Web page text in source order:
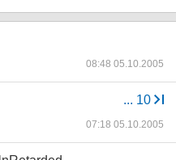
08:48 05.10.2005
... 10
07:18 05.10.2005